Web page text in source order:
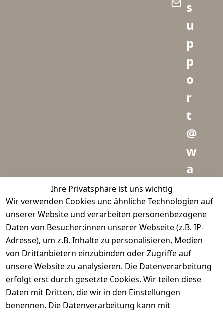
Ihre Privatsphäre ist uns wichtig
Wir verwenden Cookies und ähnliche Technologien auf
unserer Website und verarbeiten personenbezogene
Daten von Besucher:innen unserer Webseite (z.B. IP-
Adresse), um z.B. Inhalte zu personalisieren, Medien
von Drittanbietern einzubinden oder Zugriffe auf
unsere Website zu analysieren. Die Datenverarbeitung
erfolgt erst durch gesetzte Cookies. Wir teilen diese
Daten mit Dritten, die wir in den Einstellungen
benennen. Die Datenverarbeitung kann mit
s
u
p
p
o
r
t
@
w
a
d
m
e
i
s